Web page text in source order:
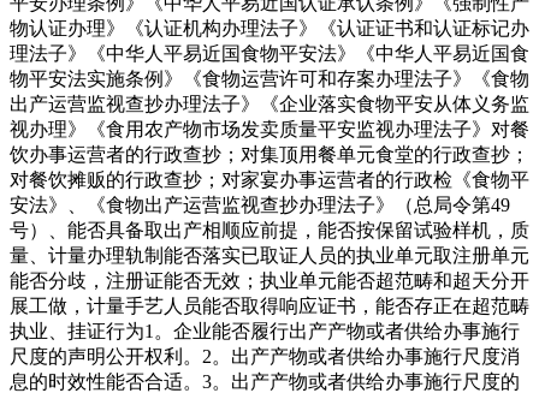
物认证办理》《认证机构办理法子》《认证证书和认证标记办
理法子》《中华人平易近国食物平安法》《中华人平易近国食
物平安法实施条例》《食物运营许可和存案办理法子》《食物
出产运营监视查抄办理法子》《企业落实食物平安从体义务监
视办理》《食用农产物市场发卖质量平安监视办理法子》对餐
饮办事运营者的行政查抄；对集顶用餐单元食堂的行政查抄；
对餐饮摊贩的行政查抄；对家宴办事运营者的行政检《食物平
安法》、《食物出产运营监视查抄办理法子》（总局令第49
号）、能否具备取出产相顺应前提，能否按保留试验样机，质
量、计量办理轨制能否落实已取证人员的执业单元取注册单元
能否分歧，注册证能否无效；执业单元能否超范畴和超天分开
展工做，计量手艺人员能否取得响应证书，能否存正在超范畴
执业、挂证行为1。企业能否履行出产产物或者供给办事施行
尺度的声明公开权利。2。出产产物或者供给办事施行尺度消
息的时效性能否合适。3。出产产物或者供给办事施行尺度的